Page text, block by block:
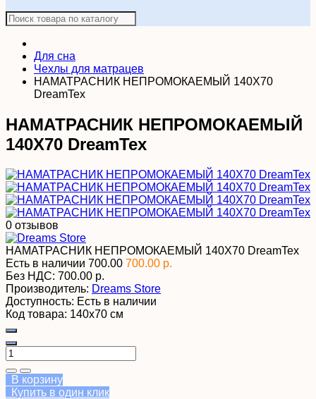
Для сна
Чехлы для матрацев
НАМАТРАСНИК НЕПРОМОКАЕМЫЙ 140Х70
DreamTex
НАМАТРАСНИК НЕПРОМОКАЕМЫЙ
140Х70 DreamTex
0 отзывов
НАМАТРАСНИК НЕПРОМОКАЕМЫЙ 140Х70 DreamTex
Есть в наличии 700.00 700.00 р.
Без НДС: 700.00 р.
Производитель: Dreams Store
Доступность: Есть в наличии
Код товара: 140х70 см
В корзину
Купить в один клик